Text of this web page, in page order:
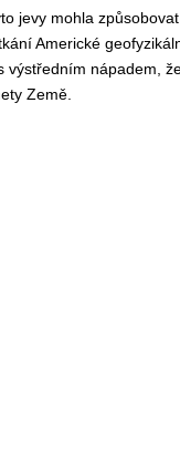
jevy mohla
Americké
nápadem,
Země.